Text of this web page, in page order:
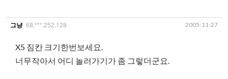
그냥 68.***.252.128 2005-11-27
X5 짐칸 크기한번보세요.
너무작아서 어디 놀러가기가 좀 그렇더군요.